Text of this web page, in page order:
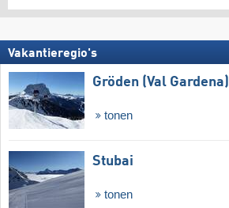
Vakantieregio's
Gröden (Val Gardena)
tonen
Stubai
tonen